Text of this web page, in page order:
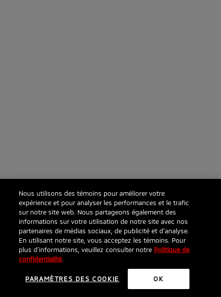
Nous utilisons des témoins pour améliorer votre
expérience et pour analyser les performances et le trafic
sur notre site web. Nous partageons également des
informations sur votre utilisation de notre site avec nos
partenaires de médias sociaux, de publicité et d’analyse.
En utilisant notre site, vous acceptez les témoins. Pour
plus d’informations, veuillez consulter notre Politique de
confidentialité.
PARAMÈTRES DES COOKIE OK